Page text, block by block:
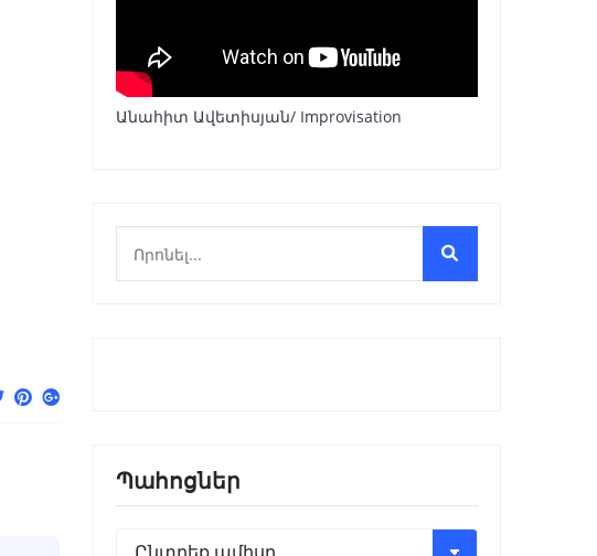
Անահիտ Ավետիսյան/ Improvisation
Պահոցներ